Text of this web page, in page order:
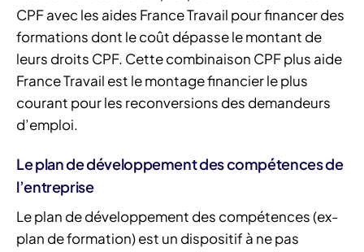
CPF avec les aides France Travail pour financer des
formations dont le coût dépasse le montant de
leurs droits CPF. Cette combinaison CPF plus aide
France Travail est le montage financier le plus
courant pour les reconversions des demandeurs
d’emploi.
Le plan de développement des compétences de
l’entreprise
Le plan de développement des compétences (ex-
plan de formation) est un dispositif à ne pas